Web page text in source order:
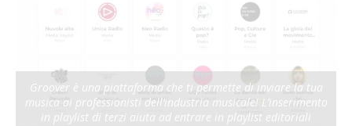
Groover è una piattaforma che ti permette di inviare la tua
musica ai professionisti dell’industria musicale! L’inserimento
in playlist di terzi aiuta ad entrare in playlist editoriali